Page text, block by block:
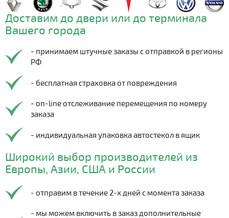
Доставим до двери или до терминала
Вашего города
- принимаем штучные заказы с отправкой в регионы
РФ
- бесплатная страховка от повреждения
- on-line отслеживание перемещения по номеру
заказа
- индивидуальная упаковка автостекол в ящик
Широкий выбор производителей из
Европы, Азии, США и России
- отправим в течение 2-х дней с момента заказа
- мы можем включить в заказ дополнительные